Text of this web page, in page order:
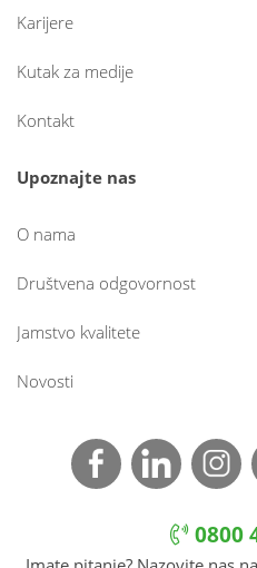
Karijere
Kutak za medije
Kontakt
Upoznajte nas
O nama
Društvena odgovornost
Jamstvo kvalitete
Novosti
0800